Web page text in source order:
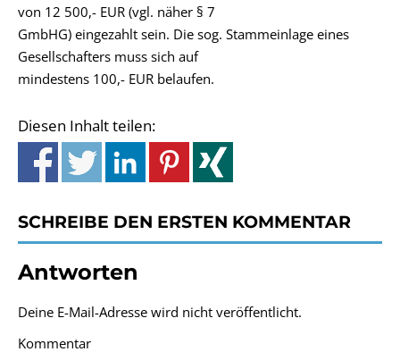
von 12 500,- EUR (vgl. näher § 7
GmbHG) eingezahlt sein. Die sog. Stammeinlage eines
Gesellschafters muss sich auf
mindestens 100,- EUR belaufen.
Diesen Inhalt teilen:
SCHREIBE DEN ERSTEN KOMMENTAR
Antworten
Deine E-Mail-Adresse wird nicht veröffentlicht.
Kommentar